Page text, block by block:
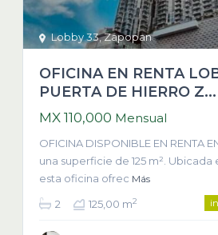
Lobby 33,Zapopan
OFICINA EN RENTA
PUERTA DE HIERRO Z...
MX 110,000 Mensual
OFICINA DISPONIBLE EN RENTA
una superficie de 125 m².
esta oficina ofrec Más
2 125,00 m2